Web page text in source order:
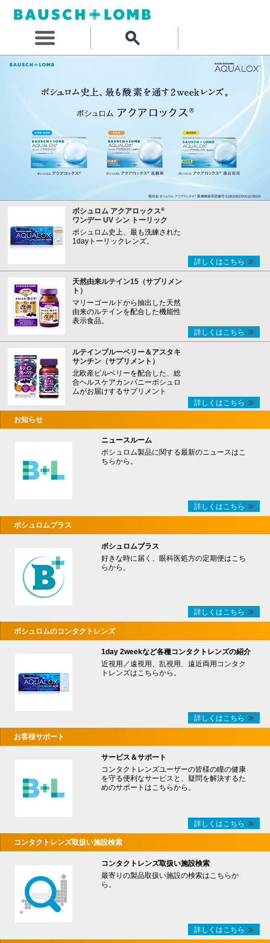
ボシュロム アクアロックス®
ワンデー UV シン トーリック
ボシュロム史上、最も洗練された
1dayトーリックレンズ。
詳しくはこちら
天然由来ルテイン15（サプリメン
ト）
マリーゴールドから抽出した天然
由来のルテインを配合した機能性
表示食品。
詳しくはこちら
ルテインブルーベリー＆アスタキ
サンチン（サプリメント）
北欧産ビルベリーを配合した、総
合ヘルスケアカンパニーボシュロ
ムがお届けするサプリメント
詳しくはこちら
お知らせ
ニュースルーム
ボシュロム製品に関する最新のニュースはこ
ちらから。
詳しくはこちら
ボシュロムプラス
ボシュロムプラス
好きな時に届く、眼科医処方の定期便はこち
らから。
詳しくはこちら
ボシュロムのコンタクトレンズ
1day 2weekなど各種コンタクトレンズの紹介
近視用／遠視用、乱視用、遠近両用コンタク
トレンズはこちらから。
詳しくはこちら
お客様サポート
サービス＆サポート
コンタクトレンズユーザーの皆様の瞳の健康
を守る便利なサービスと、疑問を解決するた
めのサポートはこちらから。
詳しくはこちら
コンタクトレンズ取扱い施設検索
コンタクトレンズ取扱い施設検索
最寄りの製品取扱い施設の検索はこちらか
ら。
詳しくはこちら